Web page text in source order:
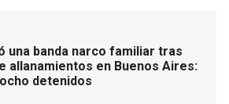
una banda narco familiar tras
allanamientos en Buenos Aires:
detenidos